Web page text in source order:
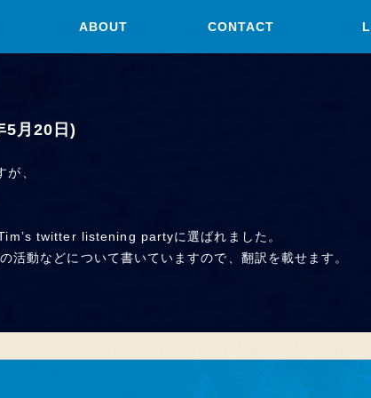
ABOUT CONTACT
5月20日)
、
twitter listening partyに選ばれました。
動などについて書いていますので、翻訳を載せます。